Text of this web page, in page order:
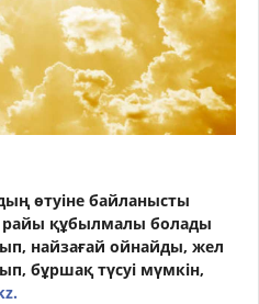
өтуіне байланысты
райы құбылмалы болады
найзағай ойнайды, жел
бұршақ түсуі мүмкін,